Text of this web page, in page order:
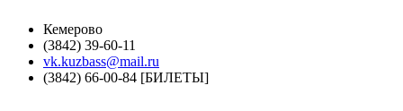
Кемерово
(3842) 39-60-11
vk.kuzbass@mail.ru
(3842) 66-00-84 [БИЛЕТЫ]